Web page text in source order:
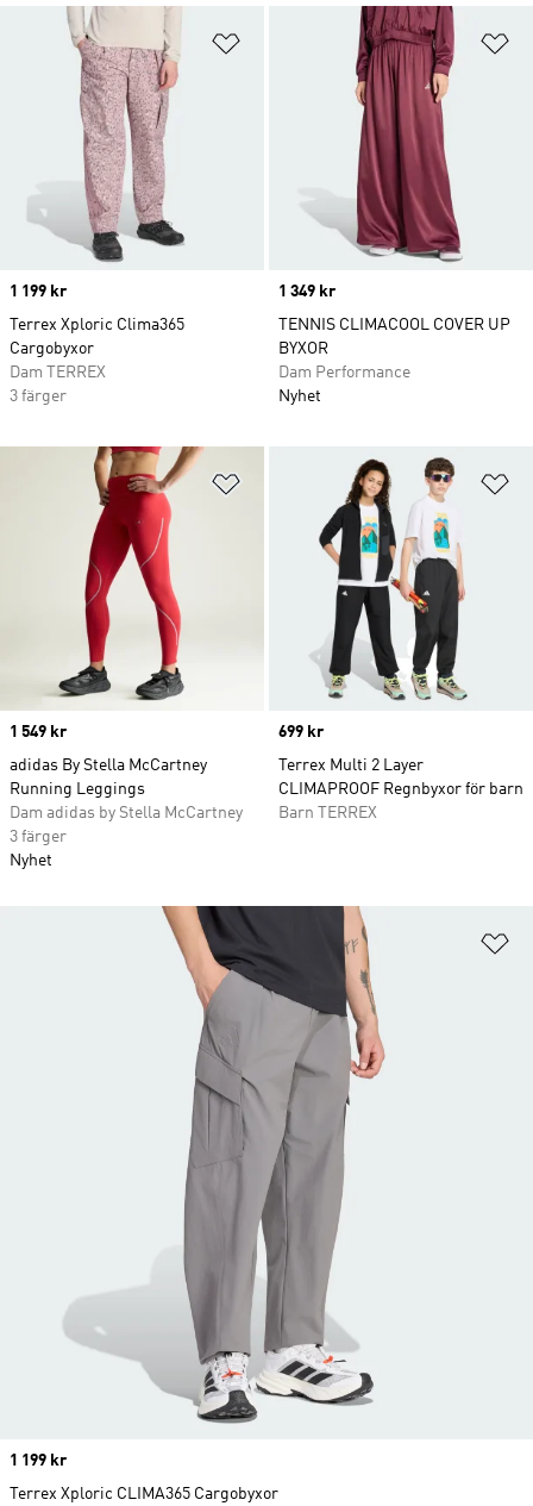
Lägg till på önskelistan
Price
1 199 kr
Terrex Xploric Clima365
Cargobyxor
Dam TERREX
3 färger
Price
1 349 kr
TENNIS CLIMACOOL COVER UP
BYXOR
Dam Performance
Nyhet
Lägg till på önskelistan
Price
1 549 kr
adidas By Stella McCartney
Running Leggings
Dam adidas by Stella McCartney
3 färger
Nyhet
Price
699 kr
Terrex Multi 2 Layer
CLIMAPROOF Regnbyxor för barn
Barn TERREX
Price
1 199 kr
Terrex Xploric CLIMA365 Cargobyxor